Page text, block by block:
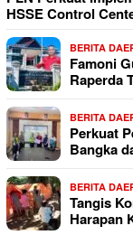
HSSE Control
BERITA
Famoni
Raperda
BERITA
Perkuat
Bangka
BERITA
Tangis
Harapan